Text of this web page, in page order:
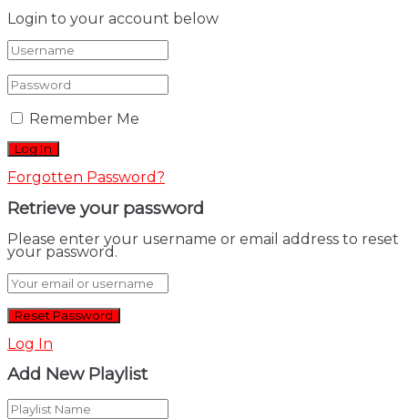
Login to your account below
Remember Me
Forgotten Password?
Retrieve your password
Please enter your username or email address to reset
your password.
Log In
Add New Playlist